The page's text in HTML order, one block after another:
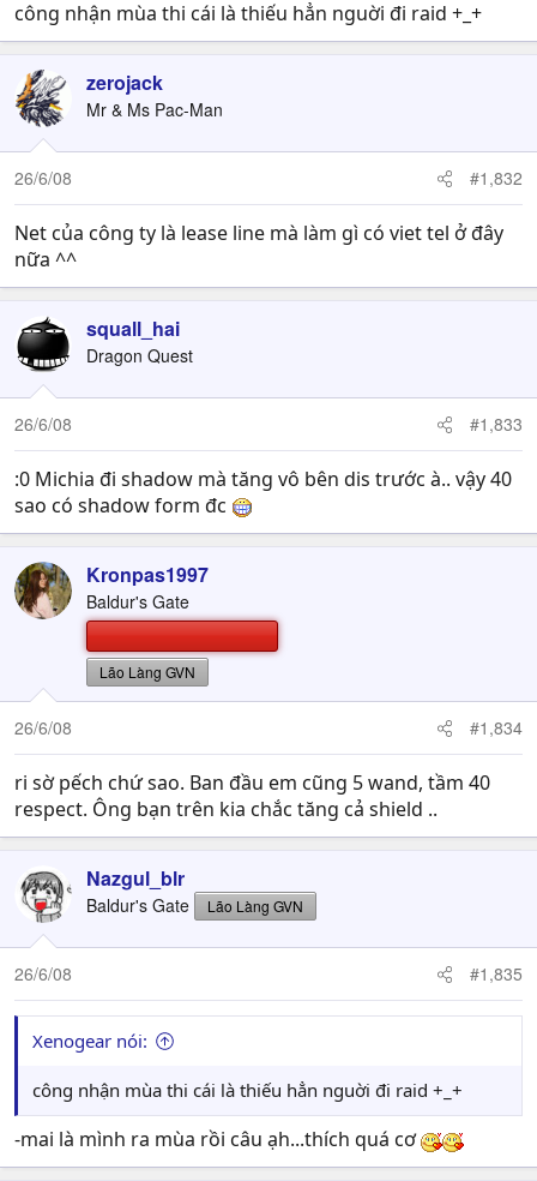
công nhận mùa thi cái là thiếu hẳn nguời đi raid +_+
zerojack
Mr & Ms Pac-Man
26/6/08 #1,832
Net của công ty là lease line mà làm gì có viet tel ở đây
nữa ^^
squall_hai
Dragon Quest
26/6/08 #1,833
:0 Michia đi shadow mà tăng vô bên dis trước à.. vậy 40
sao có shadow form đc
Kronpas1997
Baldur's Gate
Lão Làng GVN
26/6/08 #1,834
ri sờ pếch chứ sao. Ban đầu em cũng 5 wand, tầm 40
respect. Ông bạn trên kia chắc tăng cả shield ..
Nazgul_blr
Baldur's Gate Lão Làng GVN
26/6/08 #1,835
Xenogear nói:
công nhận mùa thi cái là thiếu hẳn nguời đi raid +_+
-mai là mình ra mùa rồi câu ạh...thích quá cơ